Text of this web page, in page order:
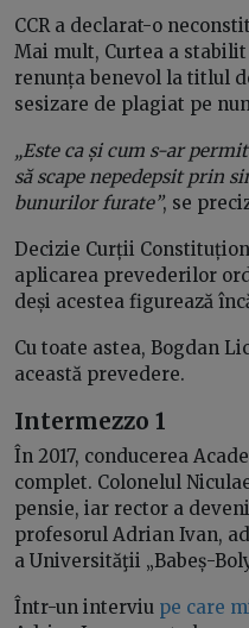
CCR a declarat-o
Mai mult, Curtea a
renunța benevol la titlul
sesizare de plagiat pe
„Este ca și cum s-ar
să scape nepedepsit prin
bunurilor furate”, se
Decizie Curții
aplicarea prevederilor
deși acestea figurează
Cu toate astea, Bogdan
această prevedere.
Intermezzo 1
În 2017, conducerea
complet. Colonelul
pensie, iar rector a
profesorul Adrian Ivan,
a Universităţii „Babeș-
Într-un interviu pe care